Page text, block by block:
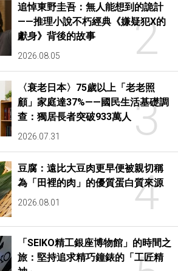
2
追悼東野圭吾：無人能想到的詭計
——推理小說不朽經典《嫌疑犯X的
獻身》背後的故事
2026.08.05
3
〈衰老日本〉75歲以上「老老照
顧」家庭達37%——國民生活基礎調
查：獨居長者突破933萬人
2026.07.31
4
豆腐：遠比大豆肉更早便被親切稱
為「田裡的肉」的優質蛋白質來源
2026.08.01
「SEIKO精工銀座博物館」的時間之
旅：堅持追求精巧鐘錶的「工匠精